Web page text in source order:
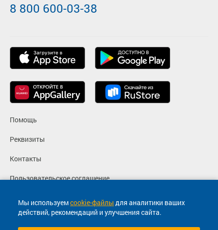
Мы используемcookie-файлы для аналитики ваших
действий, рекомендаций и улучшения сайта.
Помощь
Реквизиты
Контакты
Пользовательское соглашение
Политика конфиденциальности
Согласие на маркетинговые сообщения
8 800 600-03-38